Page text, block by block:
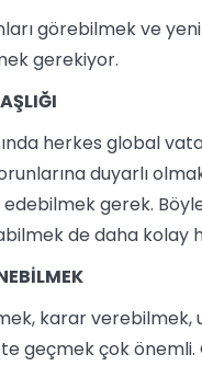
görebilmek ve
gerekiyor.
herkes global
duyarlı
gerek.
de daha kolay
karar verebilmek,
geçmek çok